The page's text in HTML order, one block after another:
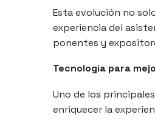
Esta evolución no
experiencia del
ponentes y
Tecnología para
Uno de los
enriquecer la